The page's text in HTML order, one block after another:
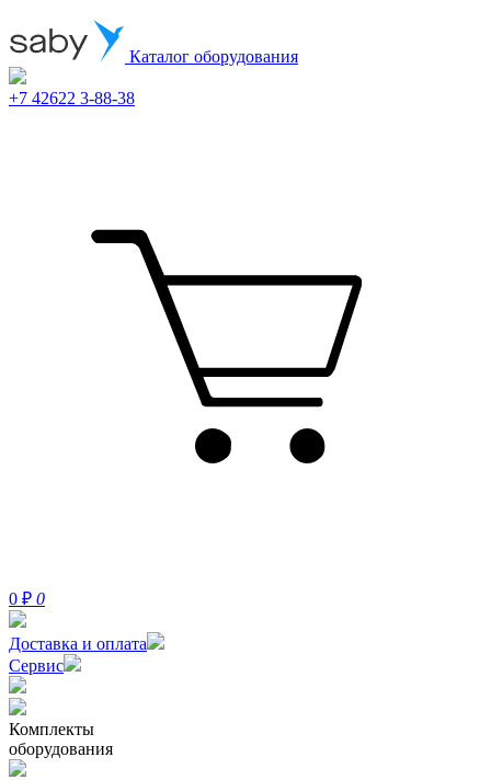
Каталог оборудования
+7 42622 3-88-38
0 ₽ 0
Доставка и оплата
Сервис
Комплекты
оборудования